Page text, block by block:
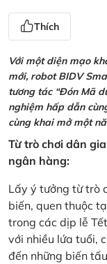
Thích
Với một diện mạo
mới, robot BIDV
tương tác “Đón Mã
nghiệm hấp dẫn
cùng khai mở một
Từ trò chơi dân
ngân hàng:
Lấy ý tưởng từ trò
biến, quen thuộc
trong các dịp lễ
với nhiều lứa tuổi,
đến những biến